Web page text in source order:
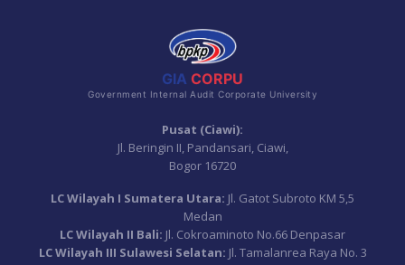
GIA CORPU
Government Internal Audit Corporate University
Pusat (Ciawi):
Jl. Beringin II, Pandansari, Ciawi,
Bogor 16720
LC Wilayah I Sumatera Utara: Jl. Gatot Subroto KM 5,5
Medan
LC Wilayah II Bali: Jl. Cokroaminoto No.66 Denpasar
LC Wilayah III Sulawesi Selatan: Jl. Tamalanrea Raya No. 3